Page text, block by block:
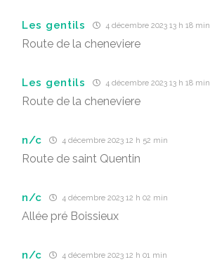
Les gentils 4 décembre 2023 13 h 18 min
Route de la cheneviere
Les gentils 4 décembre 2023 13 h 18 min
Route de la cheneviere
n/c 4 décembre 2023 12 h 52 min
Route de saint Quentin
n/c 4 décembre 2023 12 h 02 min
Allée pré Boissieux
n/c 4 décembre 2023 12 h 01 min